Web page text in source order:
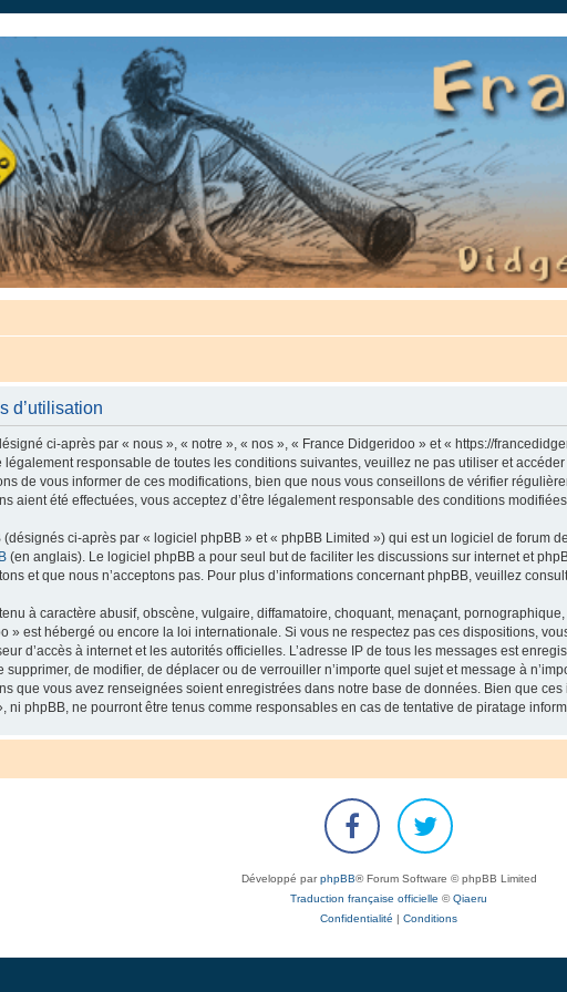
- retrouvez la communauté.
d’utilisation
ci-après par « nous », « notre », « nos », « France Didgeridoo » et « https://
légalement responsable de toutes les conditions suivantes, veuillez ne pas utiliser et
de vous informer de ces modifications, bien que nous vous conseillons de vérifier
aient été effectuées, vous acceptez d’être légalement responsable des conditions
ci-après par « logiciel phpBB » et « phpBB Limited ») qui est un logiciel de forum
(en anglais). Le logiciel phpBB a pour seul but de faciliter les discussions sur internet et
et que nous n’acceptons pas. Pour plus d’informations concernant phpBB, veuillez
à caractère abusif, obscène, vulgaire, diffamatoire, choquant, menaçant,
» est hébergé ou encore la loi internationale. Si vous ne respectez pas ces dispositions,
d’accès à internet et les autorités officielles. L’adresse IP de tous les messages est
de modifier, de déplacer ou de verrouiller n’importe quel sujet et message à
que vous avez renseignées soient enregistrées dans notre base de données. Bien que
ni phpBB, ne pourront être tenus comme responsables en cas de tentative de piratage
Développé parphpBB® Forum Software © phpBB Limited
Traduction française officielle ©Qiaeru
Confidentialité | Conditions